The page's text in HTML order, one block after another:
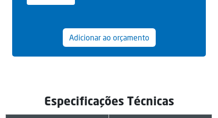
Adicionar ao orçamento
Especificações Técnicas